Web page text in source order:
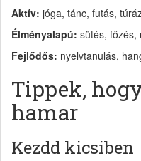
Aktív: jóga, tánc, futás,
Élményalapú: sütés, főzés,
Fejlődős: nyelvtanulás,
Tippek,
hamar
Kezdd kicsiben